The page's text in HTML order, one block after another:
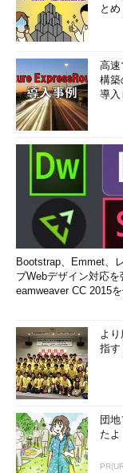
と
高速
構
導入
Bootstrap、Emmet、
ブWebデザイン対応を
eamweaver CC 2015
よ
指す
団
たよ